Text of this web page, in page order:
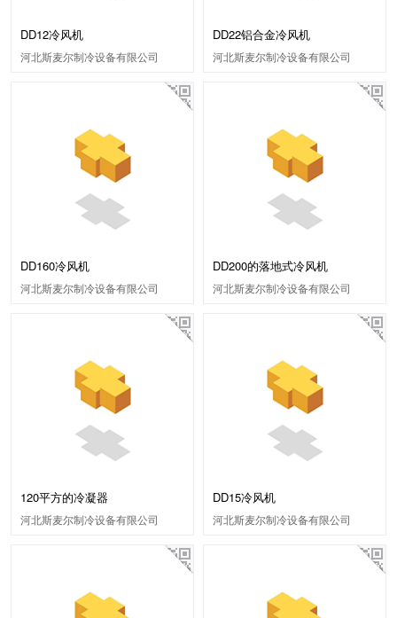
DD12冷风机
河北斯麦尔制冷设备有限公司
DD22铝合金冷风机
河北斯麦尔制冷设备有限公司
DD160冷风机
河北斯麦尔制冷设备有限公司
DD200的落地式冷风机
河北斯麦尔制冷设备有限公司
120平方的冷凝器
河北斯麦尔制冷设备有限公司
DD15冷风机
河北斯麦尔制冷设备有限公司